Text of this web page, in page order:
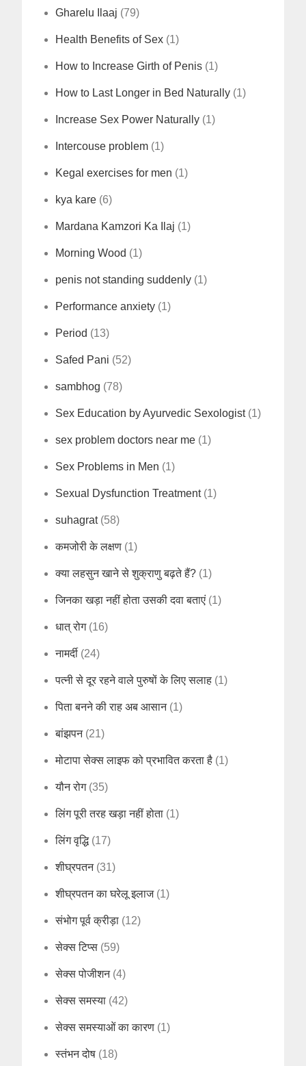
Gharelu Ilaaj (79)
Health Benefits of Sex (1)
How to Increase Girth of Penis (1)
How to Last Longer in Bed Naturally (1)
Increase Sex Power Naturally (1)
Intercouse problem (1)
Kegal exercises for men (1)
kya kare (6)
Mardana Kamzori Ka Ilaj (1)
Morning Wood (1)
penis not standing suddenly (1)
Performance anxiety (1)
Period (13)
Safed Pani (52)
sambhog (78)
Sex Education by Ayurvedic Sexologist(1)
sex problem doctors near me (1)
Sex Problems in Men (1)
Sexual Dysfunction Treatment(1)
suhagrat(58)
कमजोरी के लक्षण (1)
क्या लहसुन खाने से शुक्राणु बढ़ते हैं? (1)
जिनका खड़ा नहीं होता उसकी दवा बताएं (1)
धात् रोग(16)
नामर्दी (24)
पत्नी से दूर रहने वाले पुरुषों के लिए सलाह (1)
पिता बनने की राह अब आसान(1)
बांझपन(21)
मोटापा सेक्स लाइफ को प्रभावित करता है (1)
यौन रोग(35)
लिंग पूरी तरह खड़ा नहीं होता (1)
लिंग वृद्धि(17)
शीघ्रपतन(31)
शीघ्रपतन का घरेलू इलाज(1)
संभोग पूर्व क्रीड़ा (12)
सेक्स टिप्स (59)
सेक्स पोजीशन(4)
सेक्स समस्या (42)
सेक्स समस्याओं का कारण (1)
स्तंभन दोष (18)